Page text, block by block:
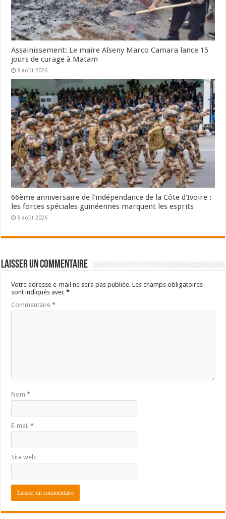
Assainissement: Le maire Alseny Marco Camara lance 15
jours de curage à Matam
8 août 2026
66ème anniversaire de l’indépendance de la Côte d’Ivoire :
les forces spéciales guinéennes marquent les esprits
8 août 2026
Laisser un commentaire
Votre adresse e-mail ne sera pas publiée. Les champs obligatoires
sont indiqués avec*
Commentaire*
Nom*
E-mail*
Site web